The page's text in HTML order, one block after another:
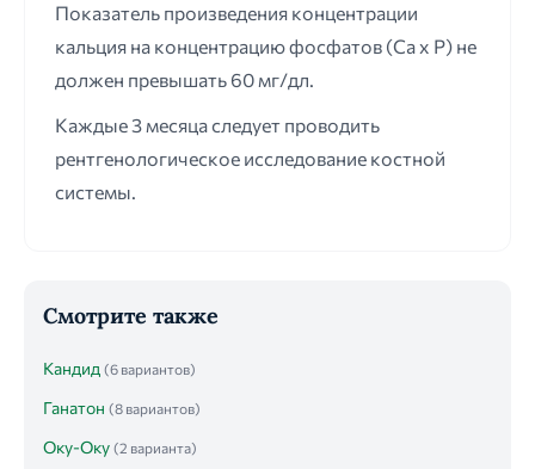
Показатель произведения концентрации
кальция на концентрацию фосфатов (Са х Р) не
должен превышать 60 мг/дл.
Каждые 3 месяца следует проводить
рентгенологическое исследование костной
системы.
Смотрите также
Кандид (6 вариантов)
Ганатон (8 вариантов)
Оку-Оку (2 варианта)